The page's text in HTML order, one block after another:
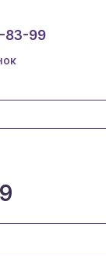
83-99